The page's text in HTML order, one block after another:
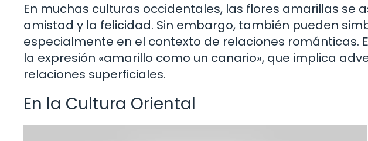
En muchas culturas occidentales, las flores amarillas se
amistad y la felicidad. Sin embargo, también pueden
especialmente en el contexto de relaciones románticas.
la expresión «amarillo como un canario», que implica
relaciones superficiales.
En la Cultura Oriental